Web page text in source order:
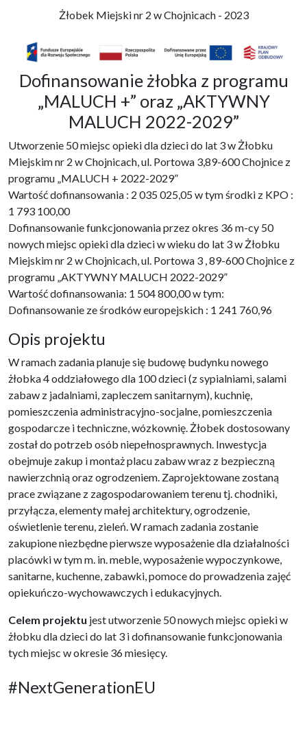
Żłobek Miejski nr 2 w Chojnicach - 2023
Dofinansowanie żłobka z programu
„MALUCH +” oraz „AKTYWNY
MALUCH 2022-2029”
Utworzenie 50 miejsc opieki dla dzieci do lat 3 w Żłobku
Miejskim nr 2 w Chojnicach, ul. Portowa 3,89-600 Chojnice z
programu „MALUCH + 2022-2029”
Wartość dofinansowania : 2 035 025,05 w tym środki z KPO :
1 793 100,00
Dofinansowanie funkcjonowania przez okres 36 m-cy 50
nowych miejsc opieki dla dzieci w wieku do lat 3 w Żłobku
Miejskim nr 2 w Chojnicach, ul. Portowa 3 , 89-600 Chojnice z
programu „AKTYWNY MALUCH 2022-2029”
Wartość dofinansowania: 1 504 800,00 w tym:
Dofinansowanie ze środków europejskich : 1 241 760,96
Opis projektu
W ramach zadania planuje się budowę budynku nowego
żłobka 4 oddziałowego dla 100 dzieci (z sypialniami, salami
zabaw z jadalniami, zapleczem sanitarnym), kuchnię,
pomieszczenia administracyjno-socjalne, pomieszczenia
gospodarcze i techniczne, wózkownię. Żłobek dostosowany
został do potrzeb osób niepełnosprawnych. Inwestycja
obejmuje zakup i montaż placu zabaw wraz z bezpieczną
nawierzchnią oraz ogrodzeniem. Zaprojektowane zostaną
prace związane z zagospodarowaniem terenu tj. chodniki,
przyłącza, elementy małej architektury, ogrodzenie,
oświetlenie terenu, zieleń. W ramach zadania zostanie
zakupione niezbędne pierwsze wyposażenie dla działalności
placówki w tym m. in. meble, wyposażenie wypoczynkowe,
sanitarne, kuchenne, zabawki, pomoce do prowadzenia zajęć
opiekuńczo-wychowawczych i edukacyjnych.
Celem projektu jest utworzenie 50 nowych miejsc opieki w
żłobku dla dzieci do lat 3 i dofinansowanie funkcjonowania
tych miejsc w okresie 36 miesięcy.
#NextGenerationEU